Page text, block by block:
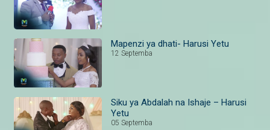
Mapenzi ya dhati- Harusi Yetu
12 Septemba
Siku ya Abdalah na Ishaje – Harusi
Yetu
05 Septemba